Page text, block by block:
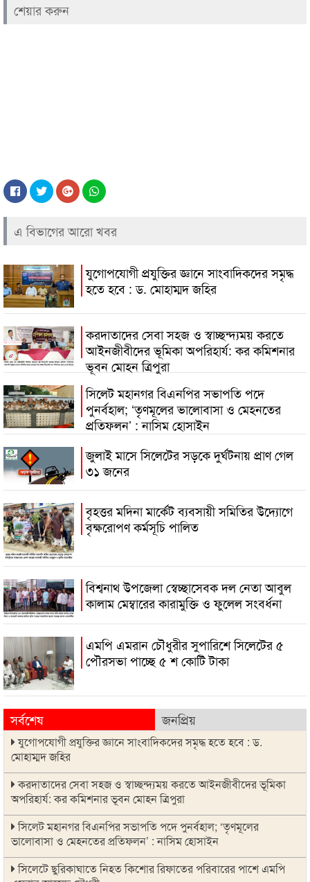
শেয়ার করুন
এ বিভাগের আরো খবর
যুগোপযোগী প্রযুক্তির জ্ঞানে সাংবাদিকদের সমৃদ্ধ
হতে হবে : ড. মোহাম্মদ জহির
করদাতাদের সেবা সহজ ও স্বাচ্ছন্দ্যময় করতে
আইনজীবীদের ভূমিকা অপরিহার্য: কর কমিশনার
ভূবন মোহন ত্রিপুরা
সিলেট মহানগর বিএনপির সভাপতি পদে
পুনর্বহাল; ‘তৃণমূলের ভালোবাসা ও মেহনতের
প্রতিফলন’ : নাসিম হোসাইন
জুলাই মাসে সিলেটের সড়কে দুর্ঘটনায় প্রাণ গেল
৩১ জনের
বৃহত্তর মদিনা মার্কেট ব্যবসায়ী সমিতির উদ্যোগে
বৃক্ষরোপণ কর্মসূচি পালিত
বিশ্বনাথ উপজেলা স্বেচ্ছাসেবক দল নেতা আবুল
কালাম মেম্বারের কারামুক্তি ও ফুলেল সংবর্ধনা
এমপি এমরান চৌধুরীর সুপারিশে সিলেটের ৫
পৌরসভা পাচ্ছে ৫ শ কোটি টাকা
সর্বশেষ জনপ্রিয়
যুগোপযোগী প্রযুক্তির জ্ঞানে সাংবাদিকদের সমৃদ্ধ হতে হবে : ড.
মোহাম্মদ জহির
করদাতাদের সেবা সহজ ও স্বাচ্ছন্দ্যময় করতে আইনজীবীদের ভূমিকা
অপরিহার্য: কর কমিশনার ভূবন মোহন ত্রিপুরা
সিলেট মহানগর বিএনপির সভাপতি পদে পুনর্বহাল; ‘তৃণমূলের
ভালোবাসা ও মেহনতের প্রতিফলন’ : নাসিম হোসাইন
সিলেটে ছুরিকাঘাতে নিহত কিশোর রিফাতের পরিবারের পাশে এমপি